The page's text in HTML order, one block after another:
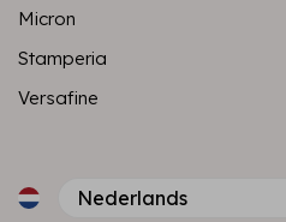
Micron
Stamperia
Versafine